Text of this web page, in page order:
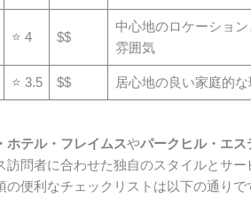
⭐ 4 $$
中心地のロケーショ
雰囲気
⭐ 3.5 $$ 居心地の良い家庭的な
ホテル・フレイムスやパークヒル・エス
問者に合わせた独自のスタイルとサー
便利なチェックリストは以下の通りで